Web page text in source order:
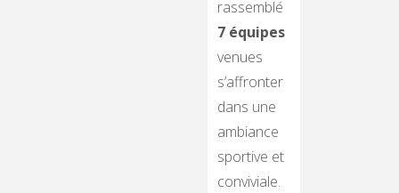
rassemblé
7 équipes
venues
s’affronter
dans une
ambiance
sportive et
conviviale.